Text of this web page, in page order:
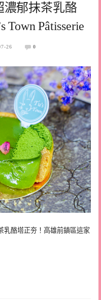
郁抹茶乳酪
Town Pâtisserie
26 0
乳酪塔正夯！高雄前鎮區這家